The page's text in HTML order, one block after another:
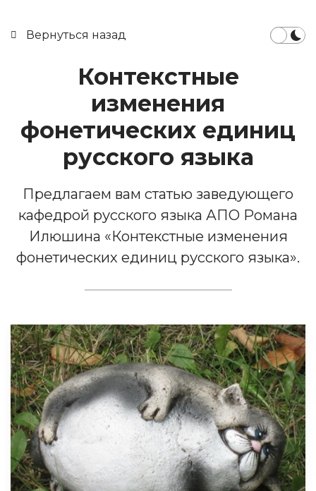
Вернуться назад
Контекстные
изменения
фонетических единиц
русского языка
Предлагаем вам статью заведующего
кафедрой русского языка АПО Романа
Илюшина «Контекстные изменения
фонетических единиц русского языка».